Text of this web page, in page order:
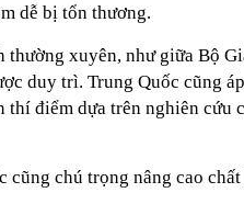
dễ bị tổn thương.
xuyên, như giữa Bộ
duy trì. Trung Quốc cũng
thí điểm dựa trên nghiên cứu
cũng chú trọng nâng cao